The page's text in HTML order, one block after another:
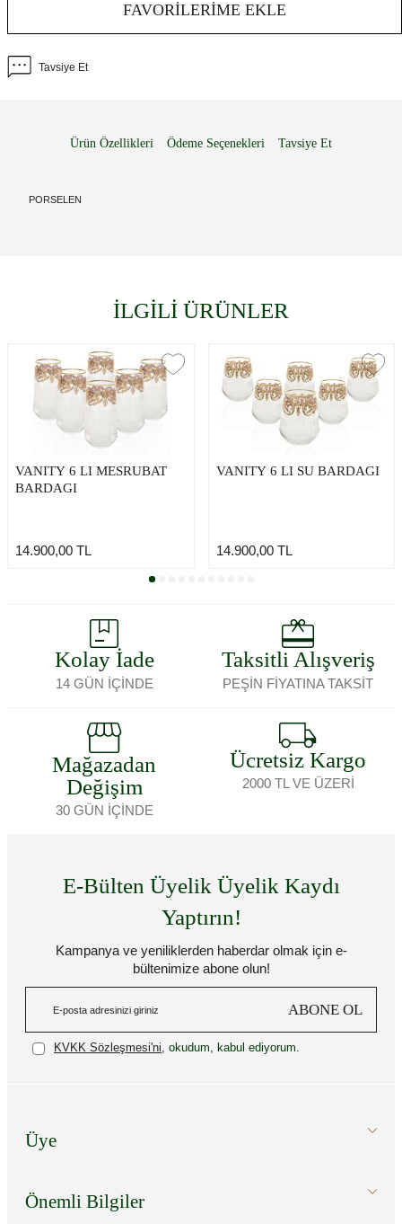
FAVORILERIME EKLE
Tavsiye Et
Ürün Özellikleri Ödeme Seçenekleri Tavsiye Et
PORSELEN
İLGİLİ ÜRÜNLER
VANITY 6 LI MESRUBAT
BARDAGI
14.900,00 TL
VANITY 6 LI SU BARDAGI
14.900,00TL
Kolay İade
14 GÜN İÇİNDE
Taksitli Alışveriş
PEŞİN FİYATINA TAKSİT
Mağazadan
Değişim
30 GÜN İÇİNDE
Ücretsiz Kargo
2000 TL VE ÜZERİ
E-Bülten Üyelik Üyelik Kaydı
Yaptırın!
Kampanya ve yeniliklerden haberdar olmak için e-
bültenimize abone olun!
ABONE OL
KVKK Sözleşmesi'ni, okudum, kabul ediyorum.
Üye
Önemli Bilgiler